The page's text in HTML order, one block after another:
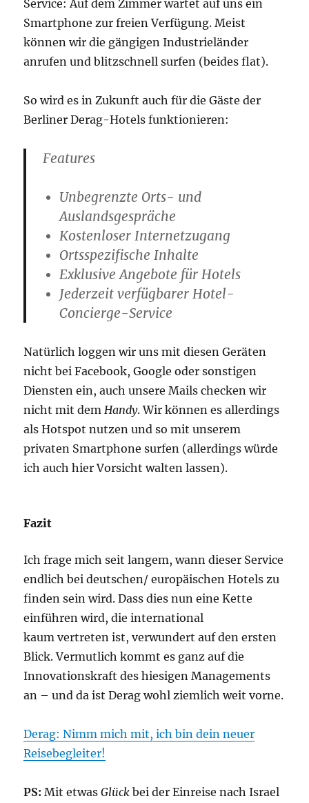
Service: Auf dem Zimmer wartet auf uns ein
Smartphone zur freien Verfügung. Meist
können wir die gängigen Industrieländer
anrufen und blitzschnell surfen (beides flat).
So wird es in Zukunft auch für die Gäste der
Berliner Derag-Hotels funktionieren:
Features
Unbegrenzte Orts- und
Auslandsgespräche
Kostenloser Internetzugang
Ortsspezifische Inhalte
Exklusive Angebote für Hotels
Jederzeit verfügbarer Hotel-
Concierge-Service
Natürlich loggen wir uns mit diesen Geräten
nicht bei Facebook, Google oder sonstigen
Diensten ein, auch unsere Mails checken wir
nicht mit dem Handy. Wir können es allerdings
als Hotspot nutzen und so mit unserem
privaten Smartphone surfen (allerdings würde
ich auch hier Vorsicht walten lassen).
Fazit
Ich frage mich seit langem, wann dieser Service
endlich bei deutschen/ europäischen Hotels zu
finden sein wird. Dass dies nun eine Kette
einführen wird, die international
kaum vertreten ist, verwundert auf den ersten
Blick. Vermutlich kommt es ganz auf die
Innovationskraft des hiesigen Managements
an – und da ist Derag wohl ziemlich weit vorne.
Derag: Nimm mich mit, ich bin dein neuer
Reisebegleiter!
PS: Mit etwasGlück bei der Einreise nach Israel